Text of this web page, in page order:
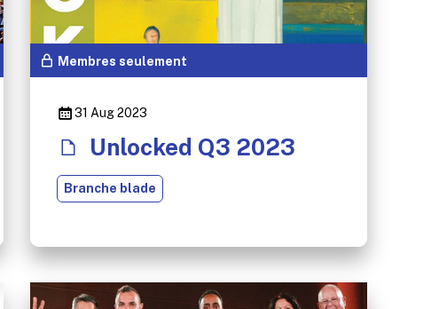
Membres seulement
31 Aug 2023
Unlocked Q3 2023
Branche blade